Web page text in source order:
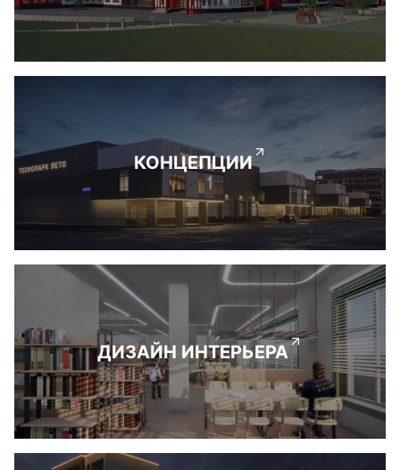
КОНЦЕПЦИИ
ДИЗАЙН ИНТЕРЬЕРА